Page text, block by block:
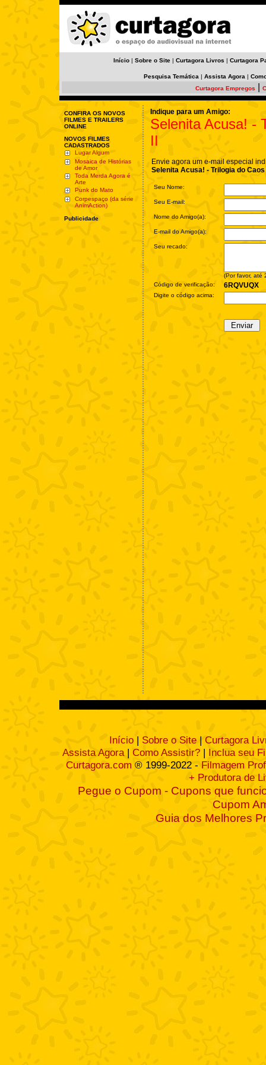
Início | Sobre o Site | Curtagora Livros | Curtagora
Pesquisa Temática | Assista Agora |
Curtagora Empregos
CONFIRA OS NOVOS
FILMES E TRAILERS
ONLINE
NOVOS FILMES
CADASTRADOS
Lugar Algum
Mosaica de Histórias
de Amor
Toda Merda Agora é
Arte
Punk do Mato
Corpespaço (da série
AnimAction)
Publicidade
Indique para um Amigo:
Selenita Acusa! -
II
Envie agora um e-mail especial
Selenita Acusa! - Trilogia do Caos
Seu Nome:
Seu E-mail:
Nome do Amigo(a):
E-mail do Amigo(a):
Seu recado:
(Por favor, até
Código de verificação:
6RQVUQX
Digite o código acima:
Início | Sobre o Site | Curtagora
Assista Agora| Como Assistir? | Inclua seu
Curtagora.com ® 1999-2022 - Filmagem
+ Produtora de
Pegue o Cupom - Cupons que
Cupom
Guia dos Melhores